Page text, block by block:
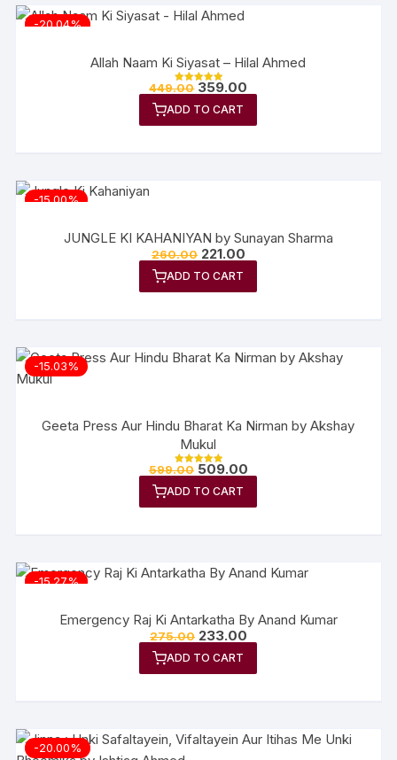
-20.04%
Allah Naam Ki Siyasat – Hilal Ahmed
Rated
out of 5
449.00 359.00
ADD TO CART
-15.00%
JUNGLE KI KAHANIYAN by Sunayan Sharma
260.00 221.00
ADD TO CART
-15.03%
Geeta Press Aur Hindu Bharat Ka Nirman by Akshay
Mukul
Rated
out of 5
599.00 509.00
ADD TO CART
-15.27%
Emergency Raj Ki Antarkatha By Anand Kumar
275.00 233.00
ADD TO CART
-20.00%